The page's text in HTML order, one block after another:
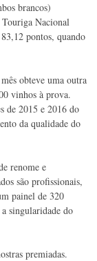
brancos)
Touriga Nacional
pontos, quando
obteve uma outra
vinhos à prova.
de 2015 e 2016 do
da qualidade do
renome e
são profissionais,
painel de 320
singularidade do
premiadas.